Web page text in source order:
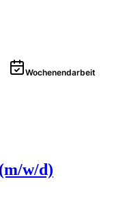
Wochenendarbeit
w/d)